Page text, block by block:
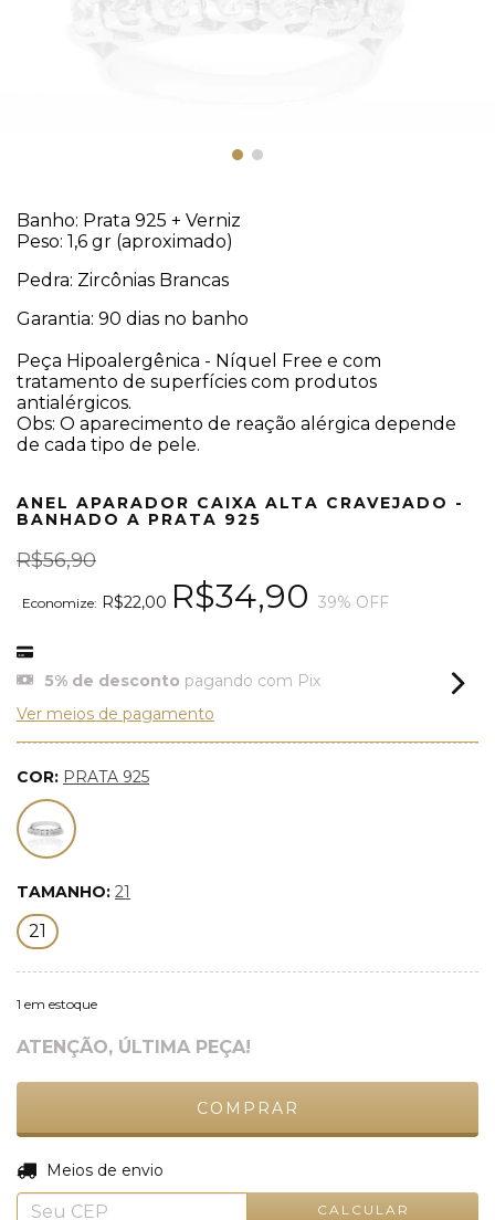
Banho: Prata 925 + Verniz
Peso: 1,6 gr (aproximado)
Pedra: Zircônias Brancas
Garantia: 90 dias no banho
Peça Hipoalergênica - Níquel Free e com
tratamento de superfícies com produtos
antialérgicos.
Obs: O aparecimento de reação alérgica depende
de cada tipo de pele.
ANEL APARADOR CAIXA ALTA CRAVEJADO -
BANHADO A PRATA 925
R$56,90
Economize: R$22,00 R$34,90 39% OFF
5% de desconto pagando com Pix
Ver meios de pagamento
COR: PRATA 925
TAMANHO: 21
21
1 em estoque
ATENÇÃO, ÚLTIMA PEÇA!
Entregas para o CEP:
Meios de envio
CALCULAR